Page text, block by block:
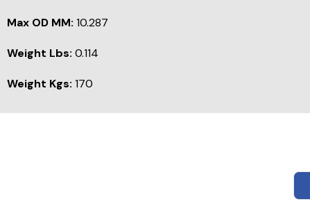
Max OD MM: 10.287
Weight Lbs: 0.114
Weight Kgs: 170